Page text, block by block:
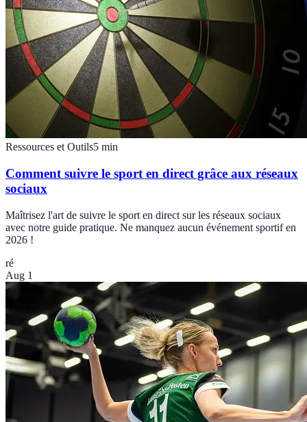
Ressources et Outils5 min
Comment suivre le sport en direct grâce aux réseaux
sociaux
Maîtrisez l'art de suivre le sport en direct sur les réseaux sociaux
avec notre guide pratique. Ne manquez aucun événement sportif en
2026 !
ré
Aug 1